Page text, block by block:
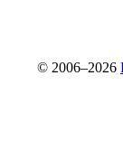
© 2006–2026